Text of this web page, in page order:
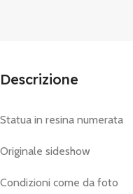
Descrizione
Statua in resina numerata
Originale sideshow
Condizioni come da foto